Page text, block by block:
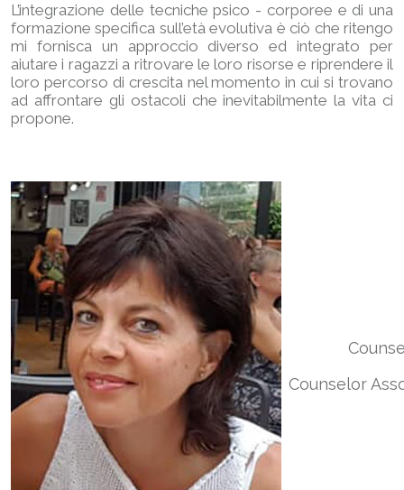
L’integrazione delle tecniche psico - corporee e di una
formazione specifica sull’età evolutiva è ciò che ritengo
mi fornisca un approccio diverso ed integrato per
aiutare i ragazzi a ritrovare le loro risorse e riprendere il
loro percorso di crescita nel momento in cui si trovano
ad affrontare gli ostacoli che inevitabilmente la vita ci
propone.
Counselor